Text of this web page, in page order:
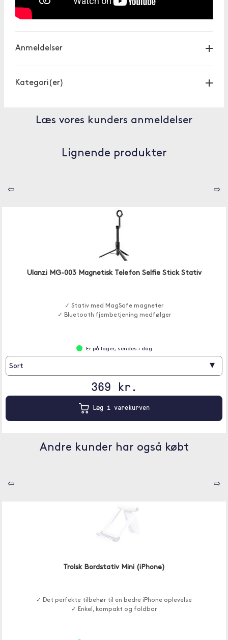
Anmeldelser
Kategori(er)
Læs vores kunders anmeldelser
Lignende produkter
⇦ ⇨
Ulanzi MG-003 Magnetisk Telefon Selfie Stick Stativ
✓ Stativ med MagSafe magneter
✓ Bluetooth fjernbetjening medfølger
Er på lager, sendes i dag
Sort ▾
369 kr.
Læg i varekurven
Andre kunder har også købt
⇦ ⇨
Trolsk Bordstativ Mini (iPhone)
✓ Det perfekte tilbehør til en bedre iPhone oplevelse
✓ Enkel, kompakt og foldbar